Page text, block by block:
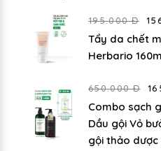
195.000 Đ
Tẩy da chết
Herbario
650.000 Đ
Combo sạch
Dầu gội Vỏ
gội thảo dược